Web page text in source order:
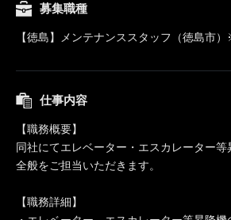
募集職種
【徳島】メンテナンススタッフ（徳島市
仕事内容
【職務概要】
同社にてエレベーター・エスカレーター等
全般をご担当いただきます。
【職務詳細】